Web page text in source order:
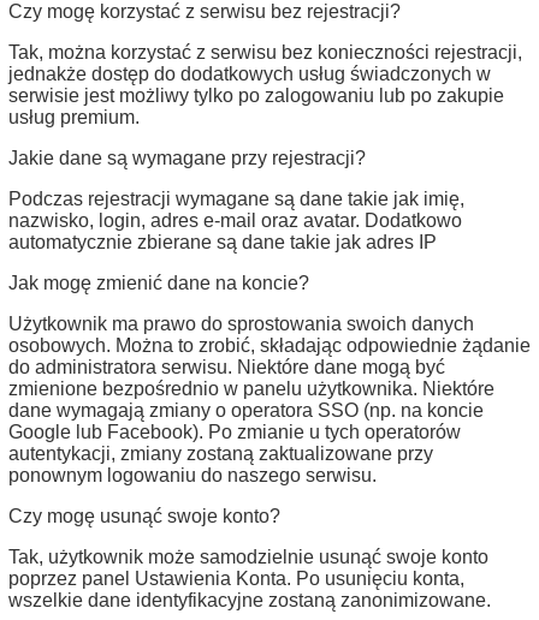
Czy mogę korzystać z serwisu bez rejestracji?
Tak, można korzystać z serwisu bez konieczności rejestracji,
jednakże dostęp do dodatkowych usług świadczonych w
serwisie jest możliwy tylko po zalogowaniu lub po zakupie
usług premium.
Jakie dane są wymagane przy rejestracji?
Podczas rejestracji wymagane są dane takie jak imię,
nazwisko, login, adres e-mail oraz avatar. Dodatkowo
automatycznie zbierane są dane takie jak adres IP
Jak mogę zmienić dane na koncie?
Użytkownik ma prawo do sprostowania swoich danych
osobowych. Można to zrobić, składając odpowiednie żądanie
do administratora serwisu​. Niektóre dane mogą być
zmienione bezpośrednio w panelu użytkownika. Niektóre
dane wymagają zmiany o operatora SSO (np. na koncie
Google lub Facebook). Po zmianie u tych operatorów
autentykacji, zmiany zostaną zaktualizowane przy
ponownym logowaniu do naszego serwisu.
Czy mogę usunąć swoje konto?
Tak, użytkownik może samodzielnie usunąć swoje konto
poprzez panel Ustawienia Konta. Po usunięciu konta,
wszelkie dane identyfikacyjne zostaną zanonimizowane​.